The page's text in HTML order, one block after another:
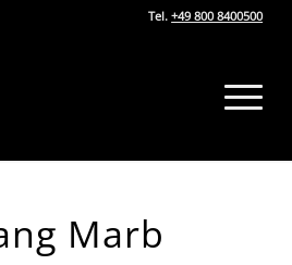
Tel.+49 800 8400500
Marb